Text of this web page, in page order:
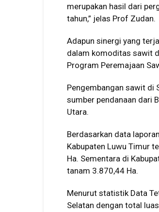
merupakan hasil dari
tahun,” jelas Prof Zudan.
Adapun sinergi yang
dalam komoditas sawit
Program Peremajaan
Pengembangan sawit di
sumber pendanaan dari
Utara.
Berdasarkan data
Kabupaten Luwu Timur
Ha. Sementara di
tanam 3.870,44 Ha.
Menurut statistik Data
Selatan dengan total